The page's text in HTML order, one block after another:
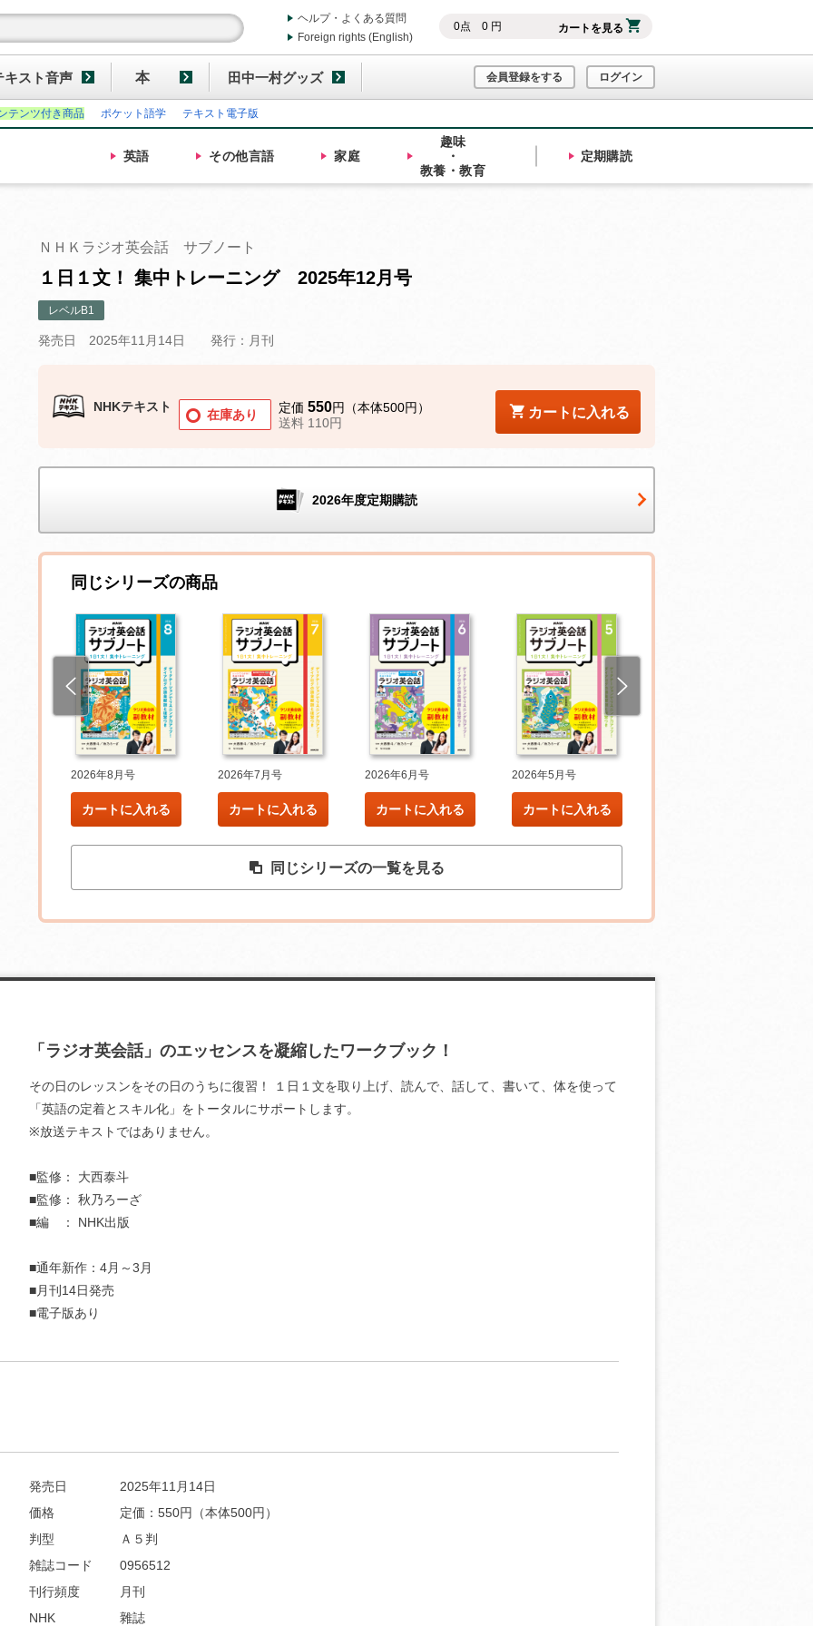
0点 0円 カートを見る
ヘルプ・よくある質問
Foreign rights (English)
キスト音声 本 田中一村グッズ 会員登録をする ログイン
テンツ付き商品 ポケット語学 テキスト電子版
英語 その他言語 家庭
趣味
・
教養・教育
定期購読
他にも商品を買う
ＮＨＫラジオ英会話 サブノート
１日１文！ 集中トレーニング 2025年12月号
レベルB1
発売日 2025年11月14日 発行：月刊
NHKテキスト
在庫あり 定価 550円（本体500円）
送料 110円
カートに入れる
2026年度定期購読
同じシリーズの商品
2026年8月号
カートに入れる
2026年7月号
カートに入れる
2026年6月号
カートに入れる
2026年5月号
カートに入れる
同じシリーズの一覧を見る
「ラジオ英会話」のエッセンスを凝縮したワークブック！
その日のレッスンをその日のうちに復習！ １日１文を取り上げ、読んで、話して、書いて、体を使って
「英語の定着とスキル化」をトータルにサポートします。
※放送テキストではありません。
■監修： 大西泰斗
■監修： 秋乃ろーざ
■編 ： NHK出版
■通年新作：4月～3月
■月刊14日発売
■電子版あり
発売日
2025年11月14日
価格
定価： 550円（本体500円）
判型
Ａ５判
雑誌コード
0956512
刊行頻度
月刊
NHK
雜誌